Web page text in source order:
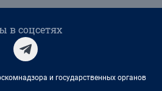
в соцсетях
и государственных органов